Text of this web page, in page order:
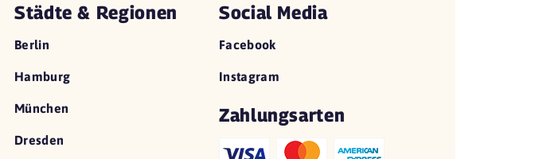
Städte & Regionen
Berlin
Hamburg
München
Dresden
Social Media
Facebook
Instagram
Zahlungsarten